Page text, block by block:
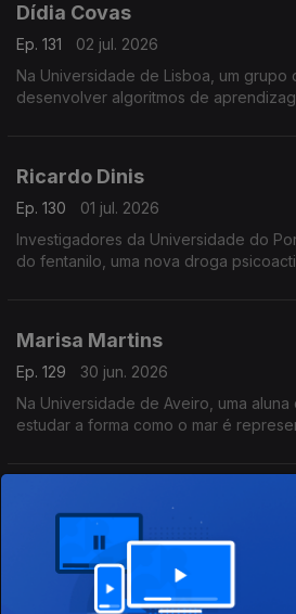
Dídia Covas
Ep. 131
02 jul. 2026
Na Universidade de Lisboa, um grupo
desenvolver algoritmos de
Ricardo Dinis
Ep. 130
01 jul. 2026
Investigadores da Universidade do
do fentanilo, uma nova droga
Marisa Martins
Ep. 129
30 jun. 2026
Na Universidade de Aveiro, uma
estudar a forma como o mar é
29 jun. 2026
No Laboratório Ibérico Internacional
Braga, diversos investigadores estão
para construir sensores implantáveis